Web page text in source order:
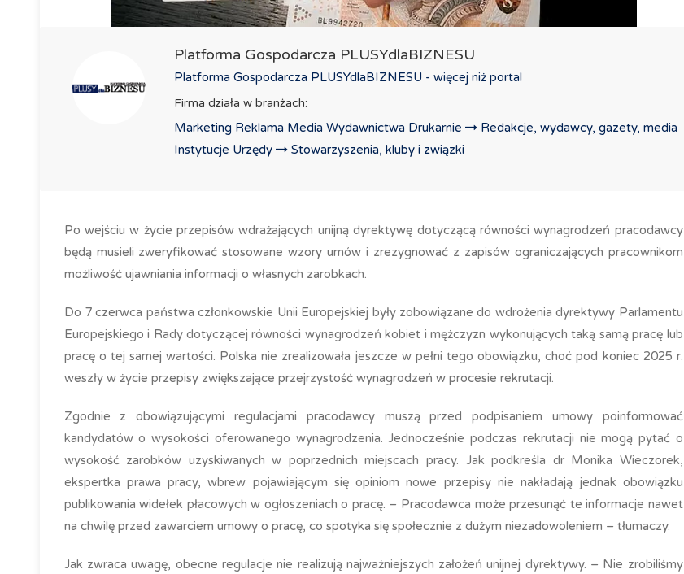
Platforma Gospodarcza PLUSYdlaBIZNESU
Platforma Gospodarcza PLUSYdlaBIZNESU - więcej niż portal
Firma działa w branżach:
Marketing Reklama Media Wydawnictwa Drukarnie
Redakcje, wydawcy, gazety, media
Instytucje Urzędy
Stowarzyszenia, kluby i związki
Po wejściu w życie przepisów wdrażających unijną dyrektywę dotyczącą równości wynagrodzeń pracodawcy
będą musieli zweryfikować stosowane wzory umów i zrezygnować z zapisów ograniczających pracownikom
możliwość ujawniania informacji o własnych zarobkach.
Do 7 czerwca państwa członkowskie Unii Europejskiej były zobowiązane do wdrożenia dyrektywy Parlamentu
Europejskiego i Rady dotyczącej równości wynagrodzeń kobiet i mężczyzn wykonujących taką samą pracę lub
pracę o tej samej wartości. Polska nie zrealizowała jeszcze w pełni tego obowiązku, choć pod koniec 2025 r.
weszły w życie przepisy zwiększające przejrzystość wynagrodzeń w procesie rekrutacji.
Zgodnie z obowiązującymi regulacjami pracodawcy muszą przed podpisaniem umowy poinformować
kandydatów o wysokości oferowanego wynagrodzenia. Jednocześnie podczas rekrutacji nie mogą pytać o
wysokość zarobków uzyskiwanych w poprzednich miejscach pracy. Jak podkreśla dr Monika Wieczorek,
ekspertka prawa pracy, wbrew pojawiającym się opiniom nowe przepisy nie nakładają jednak obowiązku
publikowania widełek płacowych w ogłoszeniach o pracę. – Pracodawca może przesunąć te informacje nawet
na chwilę przed zawarciem umowy o pracę, co spotyka się społecznie z dużym niezadowoleniem – tłumaczy.
Jak zwraca uwagę, obecne regulacje nie realizują najważniejszych założeń unijnej dyrektywy. – Nie zrobiliśmy